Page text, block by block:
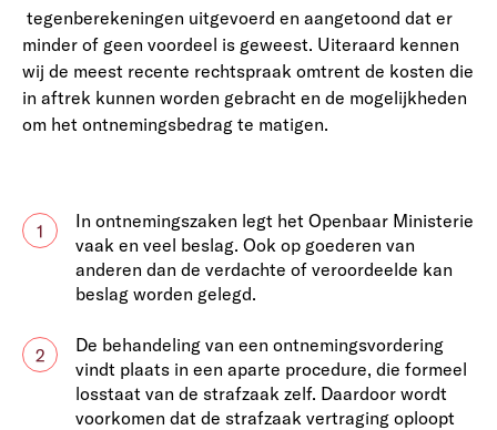
tegenberekeningen uitgevoerd en aangetoond dat er
minder of geen voordeel is geweest. Uiteraard kennen
wij de meest recente rechtspraak omtrent de kosten die
in aftrek kunnen worden gebracht en de mogelijkheden
om het ontnemingsbedrag te matigen.
1
In ontnemingszaken legt het Openbaar Ministerie
vaak en veel beslag. Ook op goederen van
anderen dan de verdachte of veroordeelde kan
beslag worden gelegd.
2
De behandeling van een ontnemingsvordering
vindt plaats in een aparte procedure, die formeel
losstaat van de strafzaak zelf. Daardoor wordt
voorkomen dat de strafzaak vertraging oploopt